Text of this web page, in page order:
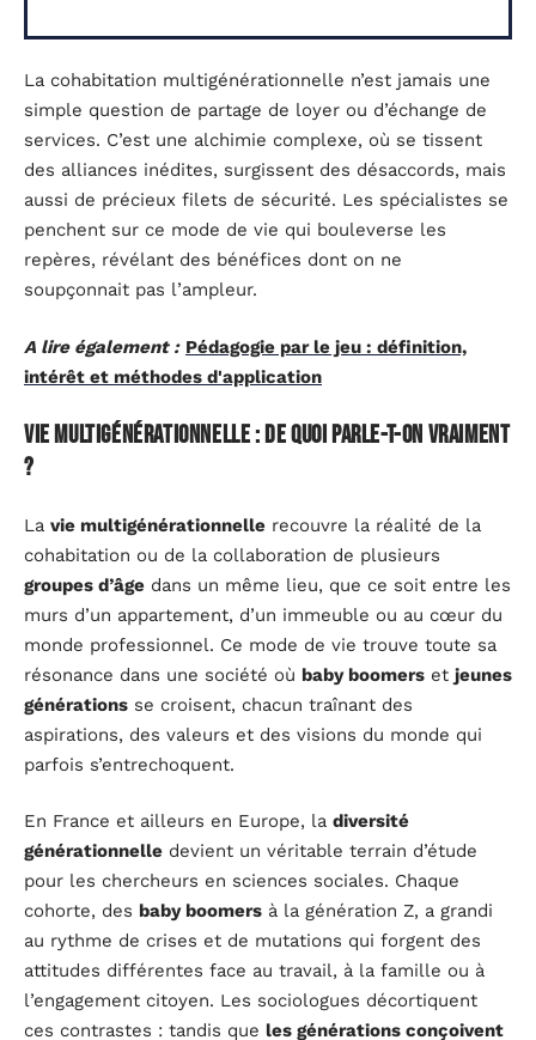
La cohabitation multigénérationnelle n’est jamais une
simple question de partage de loyer ou d’échange de
services. C’est une alchimie complexe, où se tissent
des alliances inédites, surgissent des désaccords, mais
aussi de précieux filets de sécurité. Les spécialistes se
penchent sur ce mode de vie qui bouleverse les
repères, révélant des bénéfices dont on ne
soupçonnait pas l’ampleur.
A lire également : Pédagogie par le jeu : définition,
intérêt et méthodes d'application
Vie multigénérationnelle : de quoi parle-t-on vraiment
?
La vie multigénérationnelle recouvre la réalité de la
cohabitation ou de la collaboration de plusieurs
groupes d’âge dans un même lieu, que ce soit entre les
murs d’un appartement, d’un immeuble ou au cœur du
monde professionnel. Ce mode de vie trouve toute sa
résonance dans une société où baby boomers et jeunes
générations se croisent, chacun traînant des
aspirations, des valeurs et des visions du monde qui
parfois s’entrechoquent.
En France et ailleurs en Europe, la diversité
générationnelle devient un véritable terrain d’étude
pour les chercheurs en sciences sociales. Chaque
cohorte, des baby boomers à la génération Z, a grandi
au rythme de crises et de mutations qui forgent des
attitudes différentes face au travail, à la famille ou à
l’engagement citoyen. Les sociologues décortiquent
ces contrastes : tandis que les générations conçoivent